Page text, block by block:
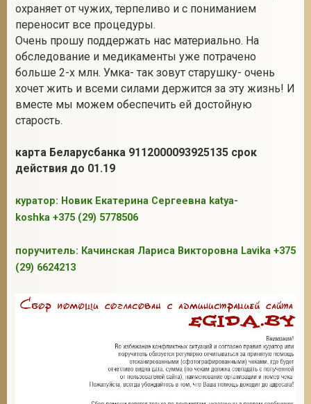
охраняет от чужих, терпеливо и с пониманием
переносит все процедуры.
Очень прошу поддержать нас материально. На
обследование и медикаменты уже потрачено
больше 2-х млн. Умка- так зовут старушку- очень
хочет жить и всеми силами держится за эту жизнь! И
вместе мы можем обеспечить ей достойную
старость.
карта Беларусбанка 9112000093925135 срок
действия до 01.19
куратор: Новик Екатерина Сергеевна katya-
koshka +375 (29) 5778506
поручитель: Качинская Лариса Викторовна Lavika +375
(29) 6624213